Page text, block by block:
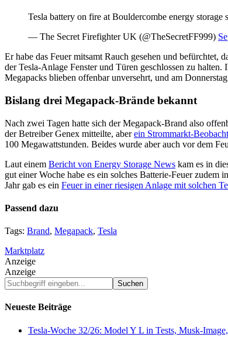
Tesla battery on fire at Bouldercombe energy
— The Secret Firefighter UK (@TheSecretFF999)
Er habe das Feuer mitsamt Rauch gesehen und befürchtet,
der Tesla-Anlage Fenster und Türen geschlossen zu
Megapacks blieben offenbar unversehrt, und am
Bislang drei Megapack-Brände bekannt
Nach zwei Tagen hatte sich der Megapack-Brand also
der Betreiber Genex mitteilte, aberein Strommarkt-
100 Megawattstunden. Beides wurde aber auch vor dem
Laut einem Bericht von Energy Storage News kam es in
gut einer Woche habe es ein solches Batterie-Feuer
Jahr gab es ein Feuer in einer riesigen Anlage mit solchen
Passend dazu
Tags: Brand, Megapack, Tesla
Marktplatz
Anzeige
Anzeige
Suchbegriff
eingeben...
Neueste Beiträge
Tesla-Woche 32/26: Model Y L in Tests, Musk-